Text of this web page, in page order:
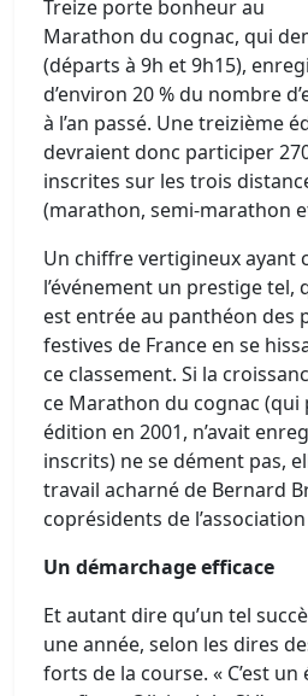
Treize porte bonheur au
Marathon du cognac, qui
(départs à 9h et 9h15),
d’environ 20 % du nombre
à l’an passé. Une treizième
devraient donc participer
inscrites sur les trois
(marathon, semi-marathon
Un chiffre vertigineux ayant
l’événement un prestige tel,
est entrée au panthéon des
festives de France en se
ce classement. Si la
ce Marathon du cognac
édition en 2001, n’avait
inscrits) ne se dément pas,
travail acharné de Bernard
coprésidents de
Un démarchage efficace
Et autant dire qu’un tel
une année, selon les dires
forts de la course. « C’est